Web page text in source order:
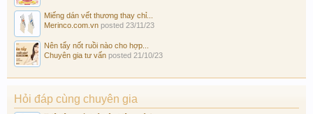
Miếng dán vết thương thay chỉ...
Merinco.com.vn posted 23/11/23
Nên tẩy nốt ruồi nào cho hợp...
Chuyên gia tư vấn posted 21/10/23
Hỏi đáp cùng chuyên gia